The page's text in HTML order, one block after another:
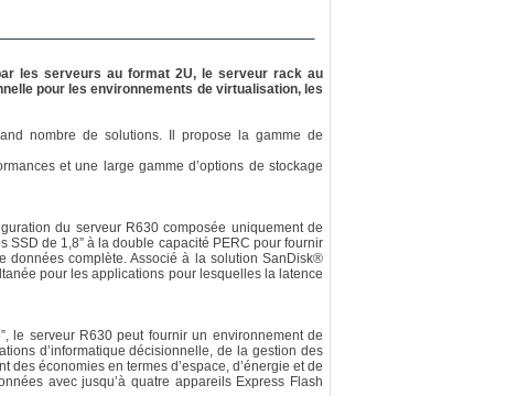
les serveurs au format 2U, le serveur rack au
pour les environnements de virtualisation, les
nombre de solutions. Il propose la gamme de
et une large gamme d’options de stockage
du serveur R630 composée uniquement de
SSD de 1,8” à la double capacité PERC pour fournir
données complète. Associé à la solution SanDisk®
pour les applications pour lesquelles la latence
le serveur R630 peut fournir un environnement de
d’informatique décisionnelle, de la gestion des
économies en termes d’espace, d’énergie et de
avec jusqu’à quatre appareils Express Flash